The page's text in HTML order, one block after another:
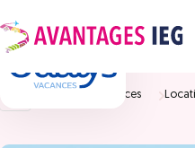
Vacances